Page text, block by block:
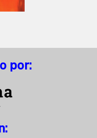
por: